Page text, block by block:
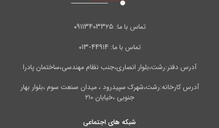
تماس با ما:۰۹۱۱۳۴۰۳۳۲۵
تماس با ما: ۴۴۹۱۴-۰۱۳
آدرس دفتر:رشت،بلوار انصاری،جنب نظام مهندسی،ساختمان پادرا
آدرس کارخانه:رشت،شهرک سپیدرود ، میدان صنعت سوم ،بلوار بهار
جنوبی ،خیابان ۲۱۰
شبکه های اجتماعی